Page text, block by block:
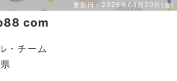
更新日： 2026年03月20日(金)
com
・チーム